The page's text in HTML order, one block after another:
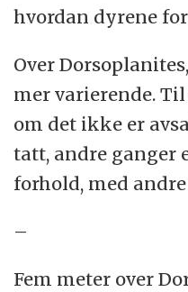
hvordan dyrene
Over
mer varierende.
om det ikke er
tatt, andre ganger
forhold, med
–
Fem meter over